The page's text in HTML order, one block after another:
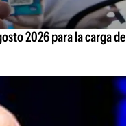
2026 para la carga de